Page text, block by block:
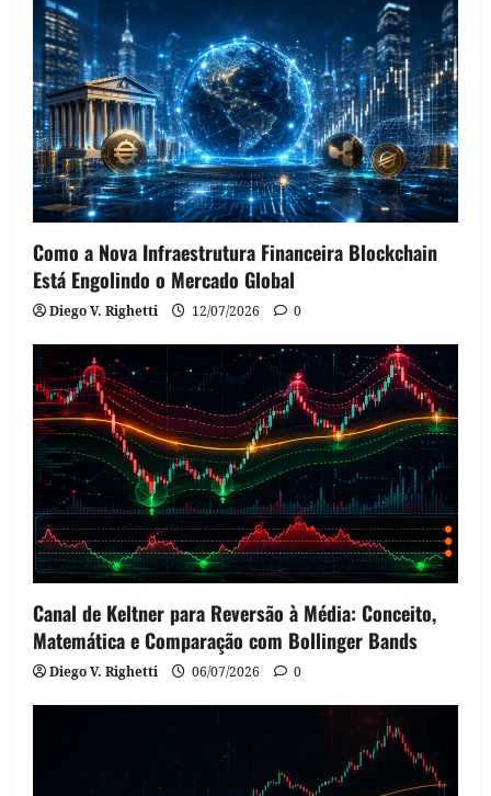
Como a Nova Infraestrutura Financeira Blockchain
Está Engolindo o Mercado Global
Diego V. Righetti 12/07/2026 0
Canal de Keltner para Reversão à Média: Conceito,
Matemática e Comparação com Bollinger Bands
Diego V. Righetti 06/07/2026 0